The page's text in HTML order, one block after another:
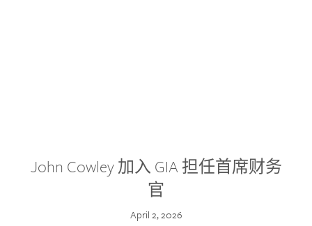
John Cowley 加入 GIA 担任首席财务
官
April 2, 2026